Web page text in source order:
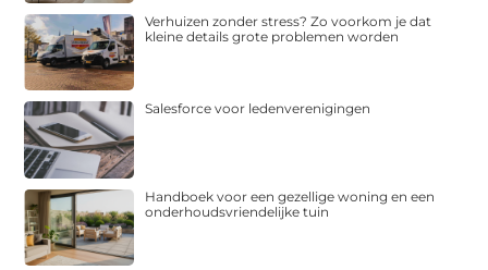
Verhuizen zonder stress? Zo voorkom je dat
kleine details grote problemen worden
Salesforce voor ledenverenigingen
Handboek voor een gezellige woning en een
onderhoudsvriendelijke tuin